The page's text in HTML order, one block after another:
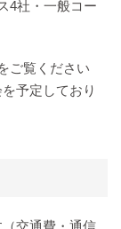
4社・一般コー
ご覧ください
予定しており
交通費・通信